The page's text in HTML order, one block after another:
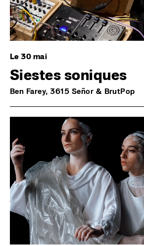
Le 30 mai
Siestes soniques
Ben Farey, 3615 Señor & BrutPop